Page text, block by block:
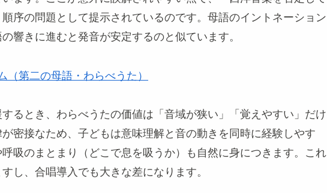
序の問題として提示されているのです。母語のイントネーション
響きに進むと発音が安定するのと似ています。
第二の母語・わらべうた）
るとき、わらべうたの価値は「音域が狭い」「覚えやすい」だけ
密接なため、子どもは意味理解と音の動きを同時に経験しやす
吸のまとまり（どこで息を吸うか）も自然に身につきます。これ
し、合唱導入でも大きな差になります。